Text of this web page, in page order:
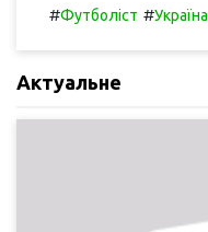
#Футболіст #Україна
Актуальне